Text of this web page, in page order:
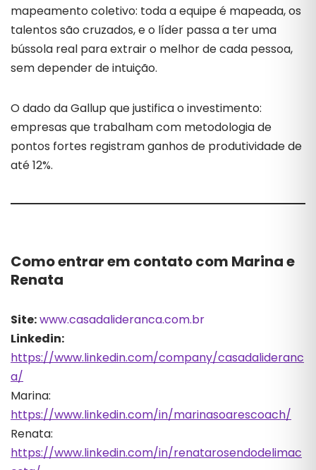
mapeamento coletivo: toda a equipe é mapeada, os
talentos são cruzados, e o líder passa a ter uma
bússola real para extrair o melhor de cada pessoa,
sem depender de intuição.
O dado da Gallup que justifica o investimento:
empresas que trabalham com metodologia de
pontos fortes registram ganhos de produtividade de
até 12%.
Como entrar em contato com Marina e
Renata
Site:www.casadalideranca.com.br
Linkedin:
https://www.linkedin.com/company/casadalideranc
a/
Marina:
https://www.linkedin.com/in/marinasoarescoach/
Renata:
https://www.linkedin.com/in/renatarosendodelimac